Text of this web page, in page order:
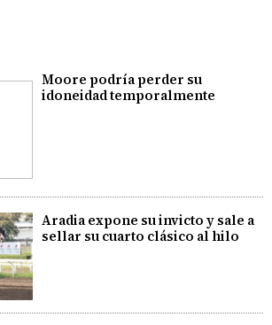
Moore podría perder su
idoneidad temporalmente
Aradia expone su invicto y sale a
sellar su cuarto clásico al hilo